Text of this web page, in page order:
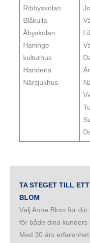
Ribbyskolan
Blåkulla
Åbyskolan
Haninge
kulturhus
Handens
Närsjukhus
TA STEGET TILL
BLOM
Välj Anne Blom för
för både dina kunders
Med 30 års